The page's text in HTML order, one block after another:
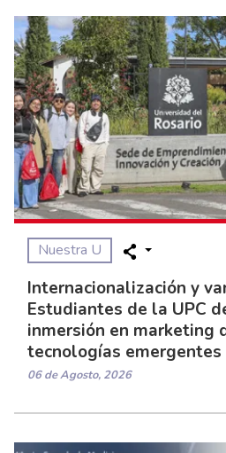
Nuestra U
Internacionalización y
Estudiantes de la UPC
inmersión en marketing
tecnologías emergentes
06 de Agosto, 2026